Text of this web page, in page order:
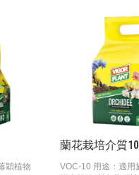
穎植物
蘭花栽培介質
VOC-10 用途：適用